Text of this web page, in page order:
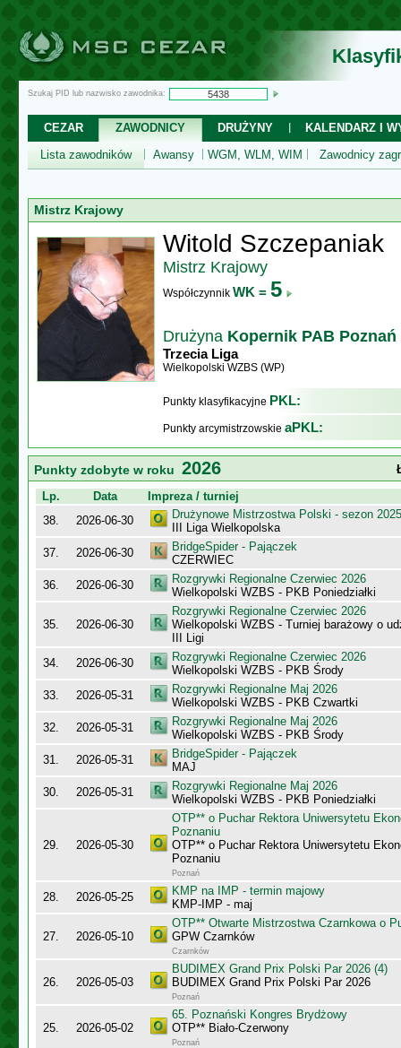
Szukaj PID lub nazwisko zawodnika:
CEZAR ZAWODNICY DRUŻYNY
KALENDARZ I
Lista zawodników
Awansy WGM, WLM, WIM Zawodnicy
Mistrz Krajowy
Witold Szczepaniak
Mistrz Krajowy
Współczynnik WK = 5
Drużyna Kopernik PAB Poznań
Trzecia Liga
Wielkopolski WZBS (WP)
Punkty klasyfikacyjne PKL:
Punkty arcymistrzowskie aPKL:
Punkty zdobyte w roku 2026
Lp.
Data
Impreza / turniej
38.
2026-06-30
Drużynowe Mistrzostwa Polski - sezon
III Liga Wielkopolska
37.
2026-06-30
BridgeSpider - Pajączek
CZERWIEC
36.
2026-06-30
Rozgrywki Regionalne Czerwiec 2026
Wielkopolski WZBS - PKB Poniedziałki
35. 2026-06-30
Rozgrywki Regionalne Czerwiec 2026
Wielkopolski WZBS - Turniej barażowy o
III Ligi
34.
2026-06-30
Rozgrywki Regionalne Czerwiec 2026
Wielkopolski WZBS - PKB Środy
33.
2026-05-31
Rozgrywki Regionalne Maj 2026
Wielkopolski WZBS - PKB Czwartki
32.
2026-05-31
Rozgrywki Regionalne Maj 2026
Wielkopolski WZBS - PKB Środy
31.
2026-05-31
BridgeSpider - Pajączek
MAJ
30.
2026-05-31
Rozgrywki Regionalne Maj 2026
Wielkopolski WZBS - PKB Poniedziałki
29. 2026-05-30
OTP** o Puchar Rektora Uniwersytetu
Poznaniu
OTP** o Puchar Rektora Uniwersytetu
Poznaniu
Poznań
28. 2026-05-25
KMP na IMP - termin majowy
KMP-IMP - maj
27. 2026-05-10
OTP** Otwarte Mistrzostwa Czarnkowa o
GPW Czarnków
Czarnków
26. 2026-05-03
BUDIMEX Grand Prix Polski Par 2026 (4)
BUDIMEX Grand Prix Polski Par 2026
Poznań
25. 2026-05-02
65. Poznański Kongres Brydżowy
OTP** Biało-Czerwony
Poznań